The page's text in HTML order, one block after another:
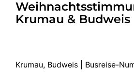
Highlights
Service
Krumau & Budweis
Krumau, Budweis | Busreise-